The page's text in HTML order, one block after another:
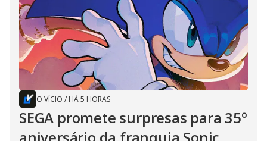
O VÍCIO / HÁ 5 HORAS
SEGA promete surpresas para 35º
aniversário da franquia Sonic